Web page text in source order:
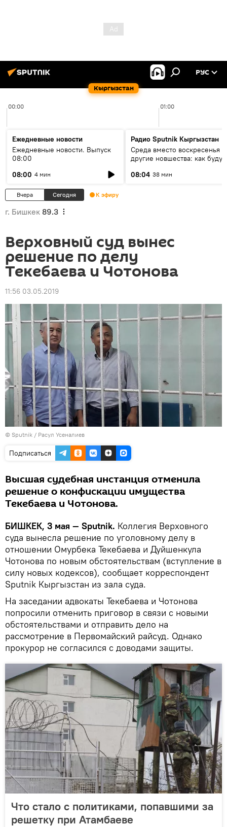
Кыргызстан
РУС
00:00 01:00
Ежедневные новости
Ежедневные новости. Выпуск
08:00
08:00 4 мин
Радио Sputnik Кыргызстан
Среда вместо воскресенья и
другие новшества: как будут
08:04 38 мин
Вчера Сегодня К эфиру
г. Бишкек 89.3
Верховный суд вынес
решение по делу
Текебаева и Чотонова
11:56 03.05.2019
© Sputnik / Расул Усеналиев
Подписаться
Высшая судебная инстанция отменила
решение о конфискации имущества
Текебаева и Чотонова.
БИШКЕК, 3 мая — Sputnik. Коллегия Верховного
суда вынесла решение по уголовному делу в
отношении Омурбека Текебаева и Дуйшенкула
Чотонова по новым обстоятельствам (вступление в
силу новых кодексов), сообщает корреспондент
Sputnik Кыргызстан из зала суда.
На заседании адвокаты Текебаева и Чотонова
попросили отменить приговор в связи с новыми
обстоятельствами и отправить дело на
рассмотрение в Первомайский райсуд. Однако
прокурор не согласился с доводами защиты.
Что стало с политиками, попавшими за
решетку при Атамбаеве